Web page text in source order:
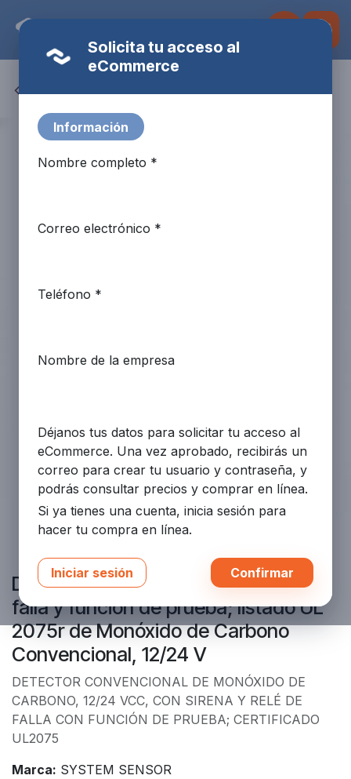
Todos los productos
DetectoDC, con sirena, relevador de
falla y función de prueba; listado UL
2075r de Monóxido de Carbono
Convencional, 12/24 V
DETECTOR CONVENCIONAL DE MONÓXIDO DE
CARBONO, 12/24 VCC, CON SIRENA Y RELÉ DE
FALLA CON FUNCIÓN DE PRUEBA; CERTIFICADO
UL2075
Marca: SYSTEM SENSOR
Solicita tu acceso al
eCommerce
Información
Nombre completo *
Correo electrónico *
Teléfono *
Nombre de la empresa
Déjanos tus datos para solicitar tu acceso al
eCommerce. Una vez aprobado, recibirás un
correo para crear tu usuario y contraseña, y
podrás consultar precios y comprar en línea.
Si ya tienes una cuenta, inicia sesión para
hacer tu compra en línea.
Iniciar sesión Confirmar
Fulbot
AI Assistant · Fire Systems